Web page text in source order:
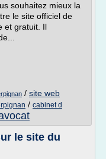
souhaitez mieux la
le site officiel de
et gratuit. Il
/ site web
/ cabinet d
le site du